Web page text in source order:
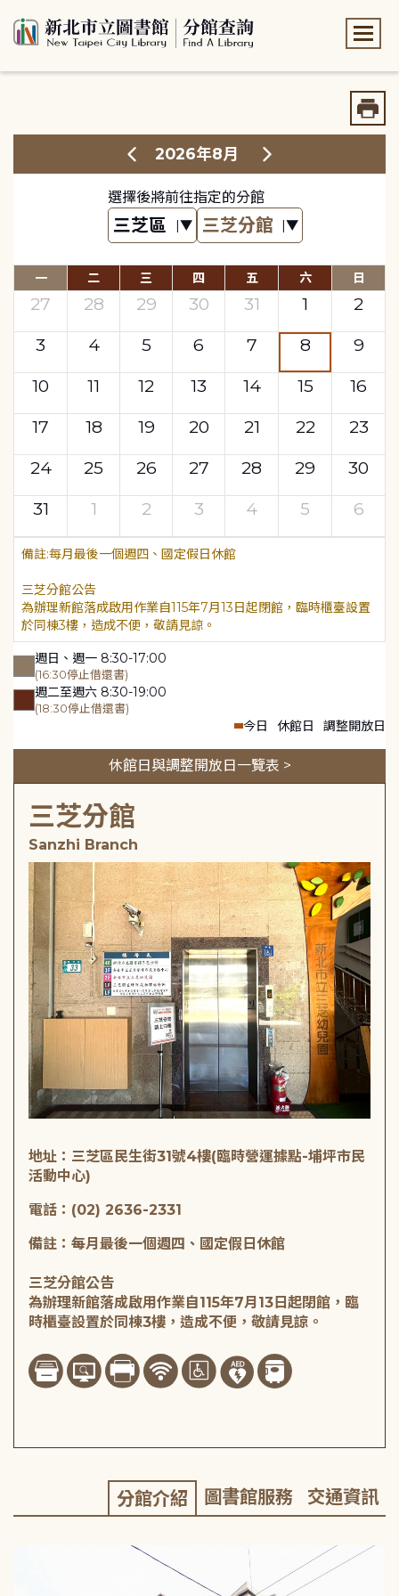
2026年8月
選擇後將前往指定的分館
一 二 三 四 五 六 日
27 28 29 30 31 1
2
3
4 5 6 7 8
9
10
11 12 13 14 15
16
17
18 19 20 21 22
23
24
25 26 27 28 29
30
31
1 2 3 4 5 6
每月最後一個週四、國定假日休館
三芝分館公告
為辦理新館落成啟用作業自115年7月13日起閉館，臨時櫃臺設置
於同棟3樓，造成不便，敬請見諒。
週日、週一 8:30-17:00
(16:30停止借還書)
週二至週六 8:30-19:00
(18:30停止借還書)
今日 休館日 調整開放日
休館日與調整開放日一覽表 >
三芝分館
Sanzhi Branch
地址：三芝區民生街31號4樓(臨時營運據點-埔坪市民
活動中心)
電話：(02) 2636-2331
備註：每月最後一個週四、國定假日休館
三芝分館公告
為辦理新館落成啟用作業自115年7月13日起閉館，臨
時櫃臺設置於同棟3樓，造成不便，敬請見諒。
分館介紹 圖書館服務 交通資訊